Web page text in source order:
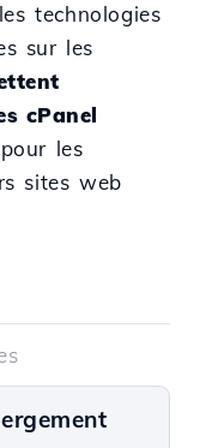
technologies
sur les
cPanel
les
sites web